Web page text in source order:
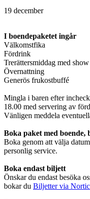
19 december
I boendepaketet ingår
Välkomstfika
Fördrink
Trerättersmiddag med show
Övernattning
Generös frukostbuffé
Mingla i baren efter
18.00 med servering av
Vänligen meddela
Boka paket med boende,
Boka genom att välja
personlig service.
Boka endast biljett
Önskar du endast besöka
bokar du Biljetter via Nortic